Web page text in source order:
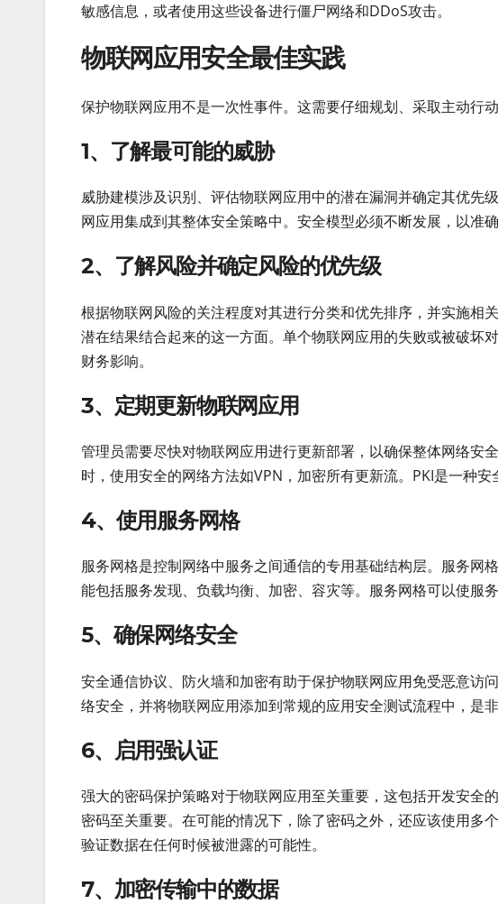
敏感信息，或者使用这些设备进行僵尸网络和DDoS攻击。
物联网应用安全最佳实践
保护物联网应用不是一次性事件。这需要仔细规划、采取主动行动
1、了解最可能的威胁
威胁建模涉及识别、评估物联网应用中的潜在漏洞并确定其优先
网应用集成到其整体安全策略中。安全模型必须不断发展，以准
2、了解风险并确定风险的优先级
根据物联网风险的关注程度对其进行分类和优先排序，并实施相
潜在结果结合起来的这一方面。单个物联网应用的失败或被破坏
财务影响。
3、定期更新物联网应用
管理员需要尽快对物联网应用进行更新部署，以确保整体网络安
时，使用安全的网络方法如VPN，加密所有更新流。PKI是一种
4、使用服务网格
服务网格是控制网络中服务之间通信的专用基础结构层。服务网
能包括服务发现、负载均衡、加密、容灾等。服务网格可以使服
5、确保网络安全
安全通信协议、防火墙和加密有助于保护物联网应用免受恶意访
络安全，并将物联网应用添加到常规的应用安全测试流程中，是非
6、启用强认证
强大的密码保护策略对于物联网应用至关重要，这包括开发安全
密码至关重要。在可能的情况下，除了密码之外，还应该使用多
验证数据在任何时候被泄露的可能性。
7、加密传输中的数据